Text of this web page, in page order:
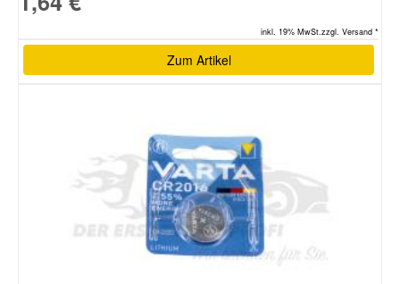
inkl. 19% MwSt.zzgl. Versand *
Zum Artikel